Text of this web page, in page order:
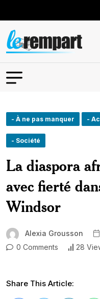
- À ne pas manquer -
- Société
La diaspora
avec fierté
Windsor
Alexia Grousson
0 Comments
28
Share This Article: